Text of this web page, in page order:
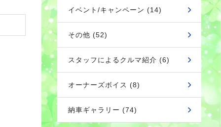
イベント/キャンペーン (14)
その他 (52)
スタッフによるクルマ紹介 (6)
オーナーズボイス (8)
納車ギャラリー (74)